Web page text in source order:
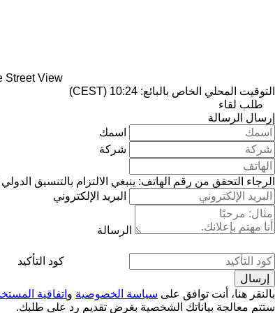
Street View
التوقيت المحلي الخاص بالبائع: 10:24 (CEST)
طلب لقاء
إرسال الرسالة
اسمك
شركة
الرجاء التحقق من رقم الهاتف: ينبغي الالتزام بالتنسيق
البريد الإلكتروني
الرسالة
كود التأكيد
بالنقر هنا، أنت توافق على سياسة الخصوصية و اتفاقية
ستتم معالجة بياناتك الشخصية بغرض تقديم رد على طلبك.